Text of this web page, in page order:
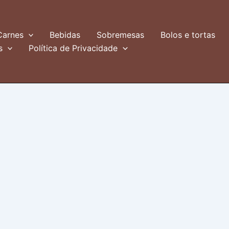
Bebidas Sobremesas
Bolos e tortas
Política de Privacidade